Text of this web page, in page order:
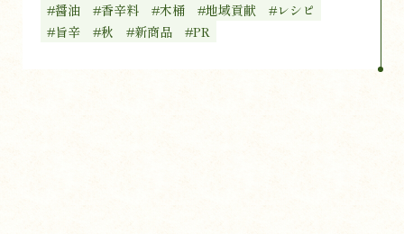
#醤油 #香辛料 #木桶 #地域貢献
#レシピ
#旨辛
#秋 #新商品 #PR